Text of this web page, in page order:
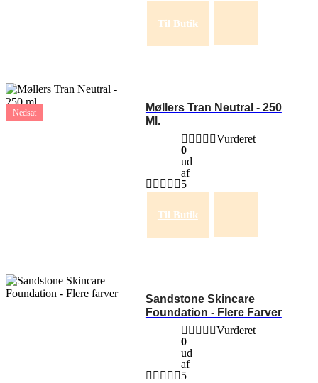
Til Butik
Nedsat
Møllers Tran Neutral - 250
Ml.
Vurderet
0
ud
af
5
Til Butik
Sandstone Skincare
Foundation - Flere Farver
Vurderet
0
ud
af
5